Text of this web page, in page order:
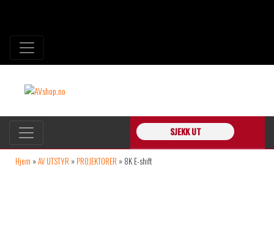
SJEKK UT
Hjem »AV UTSTYR » PROJEKTORER » 8K E-shift